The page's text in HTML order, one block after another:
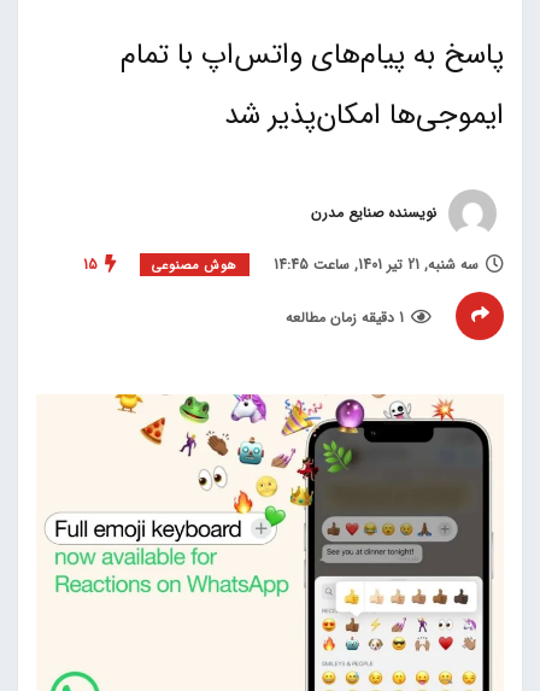
پاسخ به پیام‌های واتس‌اپ با تمام
ایموجی‌ها امکان‌پذیر شد
نویسنده صنایع مدرن
سه شنبه, 21 تیر 1401, ساعت 14:45 هوش مصنوعی 15
1 دقیقه زمان مطالعه